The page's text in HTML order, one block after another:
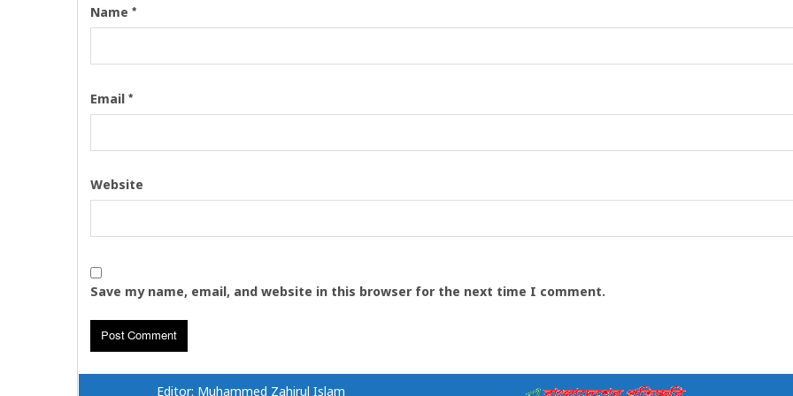
Name *
Email *
Website
Save my name, email, and website in this browser for the next time I comment.